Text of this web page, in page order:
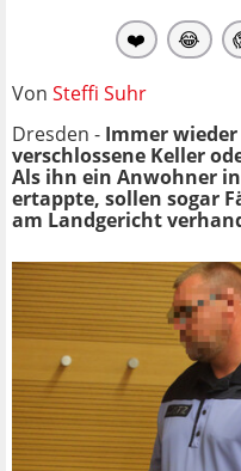
❤️ 😂
Von Steffi Suhr
Dresden - Immer wieder
verschlossene Keller
Als ihn ein Anwohner
ertappte, sollen sogar
am Landgericht